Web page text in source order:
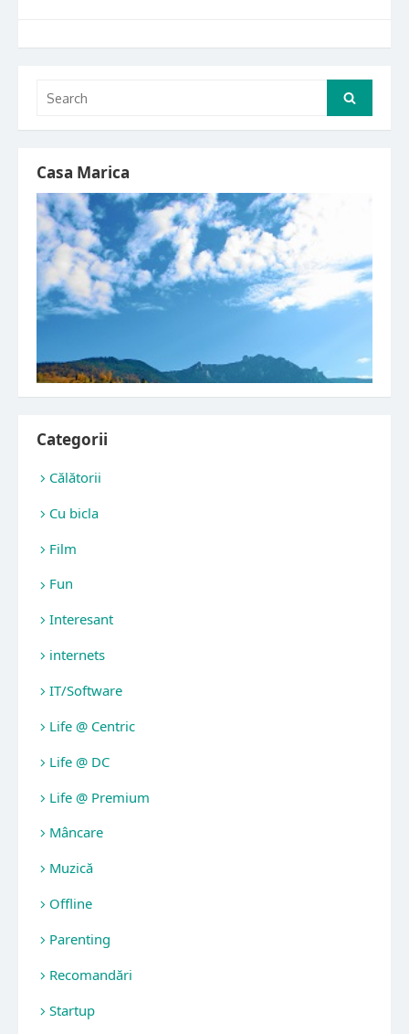
Search
Search
Casa Marica
Categorii
Călătorii
Cu bicla
Film
Fun
Interesant
internets
IT/Software
Life @ Centric
Life @ DC
Life @ Premium
Mâncare
Muzică
Offline
Parenting
Recomandări
Startup